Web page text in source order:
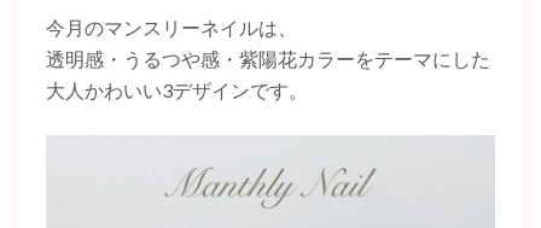
今月のマンスリーネイルは、
透明感・うるつや感・紫陽花カラーをテーマにした
大人かわいい3デザインです。